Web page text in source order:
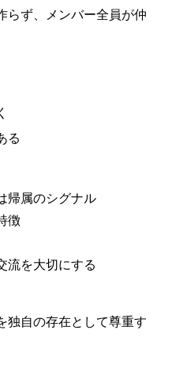
らず、メンバー全員が仲
る
帰属のシグナル
徴
流を大切にする
独自の存在として尊重す